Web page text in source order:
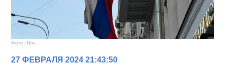
Фото: Нос
27 ФЕВРАЛЯ 2024 21:43:50